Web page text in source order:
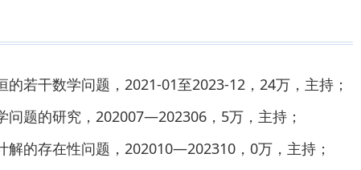
若干数学问题，2021-01至2023-12，24万，主持；
题的研究，202007­—202306，5万，主持；
的存在性问题，202010—202310，0万，主持；